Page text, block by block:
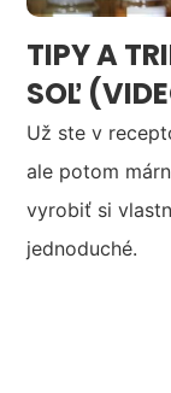
TIPY A
SOĽ
Už ste v
ale potom
vyrobiť si
jednoduché.